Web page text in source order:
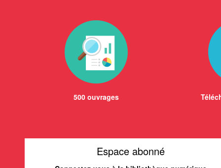
500 ouvrages
Espace abonné